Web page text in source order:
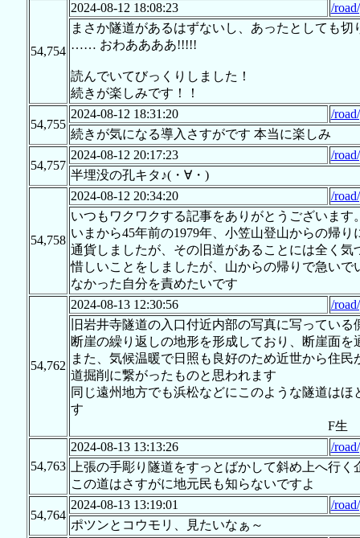
54,754
2024-08-12 18:08:23
/
まさか隧道があるはずないし、あったとしても切
…… おわああああ!!!!!
読んでいてびっくりしました！
続きが楽しみです！！
54,755
2024-08-12 18:31:20
/
続きが気になる導入さすがです 本当に楽しみ
54,757
2024-08-12 20:17:23
/
半埋没の孔キタ♪(・∀・)
54,758
2024-08-12 20:34:20
/
いつもワクワクする記事をありがとうございます
いまから45年前の1979年、小笠山登山からの帰
通貨しましたが、その旧道があることには全く気
惜しいことをしましたが、山からの帰りで急い
なかった自分を責めたいです
54,762
2024-08-13 12:30:56
/
旧岩井寺隧道の入口付近内部の写真に写ってい
断崖の繰り返しの地形を形成しており、断崖面
また、気候温暖で日照も良好のため近世から住
道掘削に繋がったものと思われます
同じ遠州地方でも浜松などにこのような隧道は
す
F生
54,763
2024-08-13 13:13:26
/
上張の手彫り隧道をすっとばかして斜め上へ行く
この道はさすがに地元民も知らないですよ
54,764
2024-08-13 13:19:01
/
ポツンとコウモリ、見たいなぁ～